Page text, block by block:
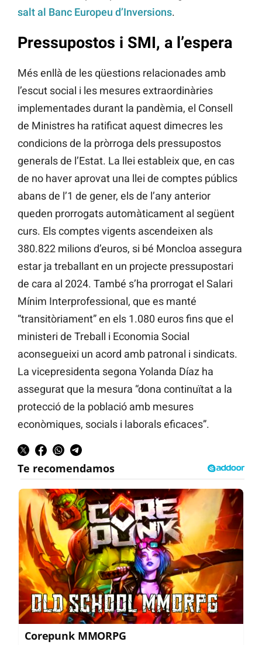
salt al Banc Europeu d’Inversions.
Pressupostos i SMI, a l’espera
Més enllà de les qüestions relacionades amb
l’escut social i les mesures extraordinàries
implementades durant la pandèmia, el Consell
de Ministres ha ratificat aquest dimecres les
condicions de la pròrroga dels pressupostos
generals de l’Estat. La llei estableix que, en cas
de no haver aprovat una llei de comptes públics
abans de l’1 de gener, els de l’any anterior
queden prorrogats automàticament al següent
curs. Els comptes vigents ascendeixen als
380.822 milions d’euros, si bé Moncloa assegura
estar ja treballant en un projecte pressupostari
de cara al 2024. També s’ha prorrogat el Salari
Mínim Interprofessional, que es manté
“transitòriament” en els 1.080 euros fins que el
ministeri de Treball i Economia Social
aconsegueixi un acord amb patronal i sindicats.
La vicepresidenta segona Yolanda Díaz ha
assegurat que la mesura “dona continuïtat a la
protecció de la població amb mesures
econòmiques, socials i laborals eficaces”.
Corepunk MMORPG